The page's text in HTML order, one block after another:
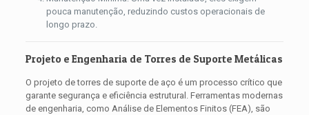
pouca manutenção, reduzindo custos operacionais de
longo prazo.
Projeto e Engenharia de Torres de Suporte Metálicas
O projeto de torres de suporte de aço é um processo crítico que
garante segurança e eficiência estrutural. Ferramentas modernas
de engenharia, como Análise de Elementos Finitos (FEA), são